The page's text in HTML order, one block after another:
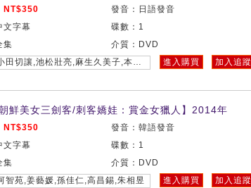
NT$350
發音：日語發音
文字幕
碟數：1
集
介質：DVD
演員：小田切讓,池松壯亮,麻生久美子,本田翼,奧莉佛是狗，（天哪！！）這家夥 電影版
進入購買 加入追蹤
鮮美女三劍客/刺客嬌娃：賞金女獵人】2014年
NT$350
發音：韓語發音
文字幕
碟數：1
集
介質：DVD
智苑,姜藝媛,孫佳仁,高昌錫,朱相昱
進入購買 加入追蹤